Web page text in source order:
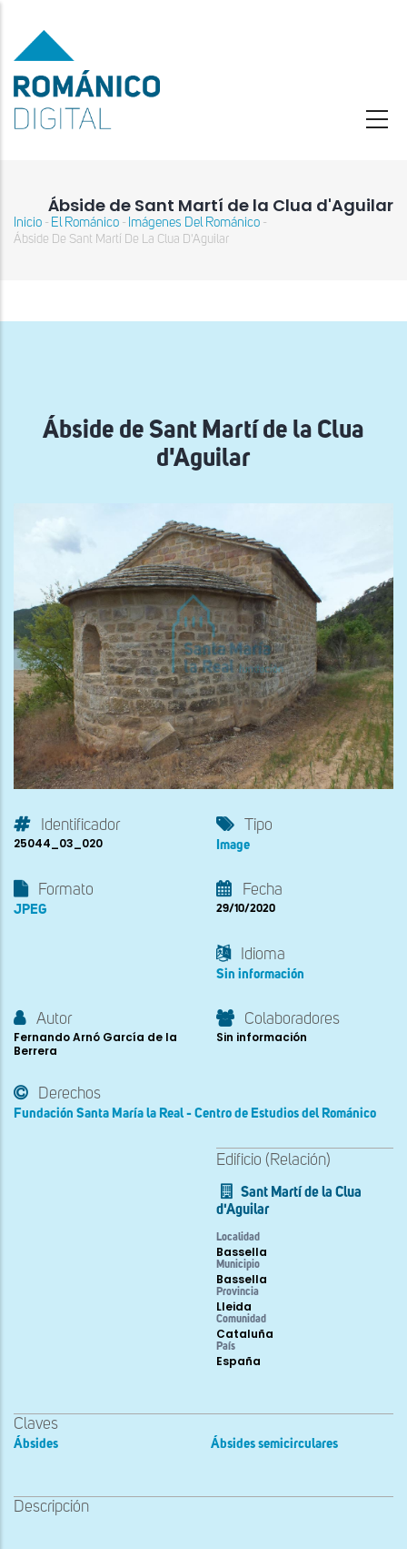
contenido
principal
Ábside de Sant Martí de la Clua d'Aguilar
Sobrescribir
ayuda
Inicio - El Románico - Imágenes Del Románico -
Ábside De Sant Martí De La Clua D'Aguilar
Ábside de Sant Martí de la Clua
d'Aguilar
Identificador
25044_03_020
Tipo
Image
Formato
JPEG
Fecha
29/10/2020
Idioma
Sin información
Autor
Fernando Arnó García de la
Berrera
Colaboradores
Sin información
Derechos
Fundación Santa María la Real - Centro de Estudios del Románico
Edificio (Relación)
Sant Martí de la Clua
d'Aguilar
Localidad
Bassella
Municipio
Bassella
Provincia
Lleida
Comunidad
Cataluña
País
España
Claves
Ábsides Ábsides semicirculares
Descripción